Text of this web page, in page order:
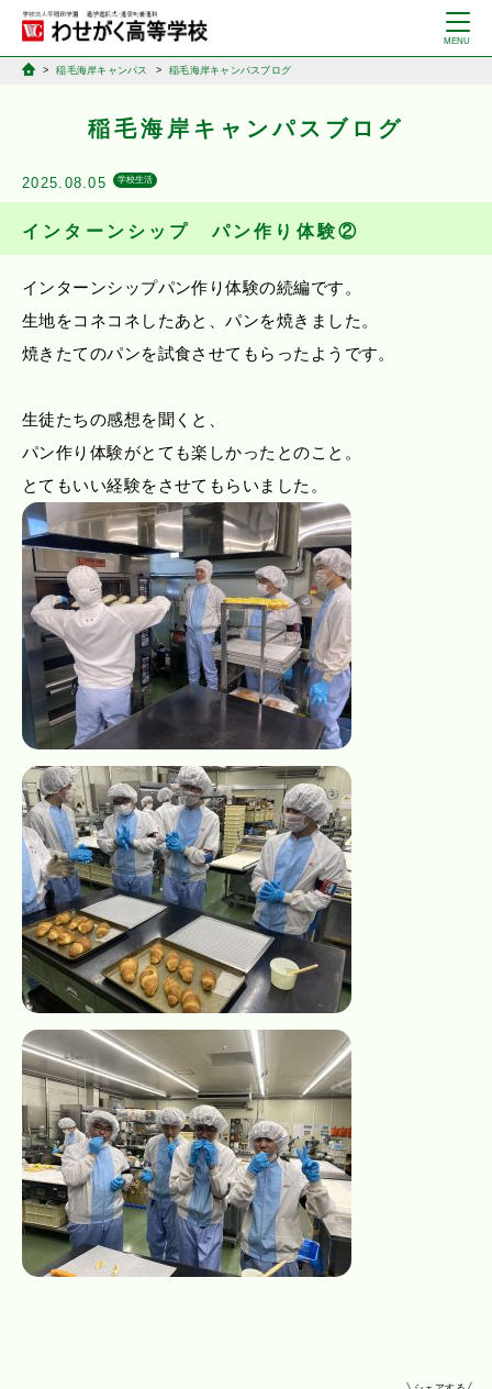
稲毛海岸キャンパス 稲毛海岸キャンパスブログ
稲毛海岸キャンパスブログ
2025.08.05 学校生活
インターンシップ パン作り体験②
インターンシップパン作り体験の続編です。
生地をコネコネしたあと、パンを焼きました。
焼きたてのパンを試食させてもらったようです。
生徒たちの感想を聞くと、
パン作り体験がとても楽しかったとのこと。
とてもいい経験をさせてもらいました。